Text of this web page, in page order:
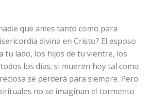
que ames tanto como para
divina en Cristo? El esposo
tu lado, los hijos de tu vientre, los
los días; si mueren hoy tal como
se perderá para siempre. Pero
no se imaginan el tormento